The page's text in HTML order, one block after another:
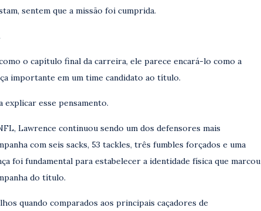
sentem que a missão foi cumprida.
o capítulo final da carreira, ele parece encará-lo como a
importante em um time candidato ao título.
explicar esse pensamento.
Lawrence continuou sendo um dos defensores mais
com seis sacks, 53 tackles, três fumbles forçados e uma
foi fundamental para estabelecer a identidade física que marcou
do título.
quando comparados aos principais caçadores de